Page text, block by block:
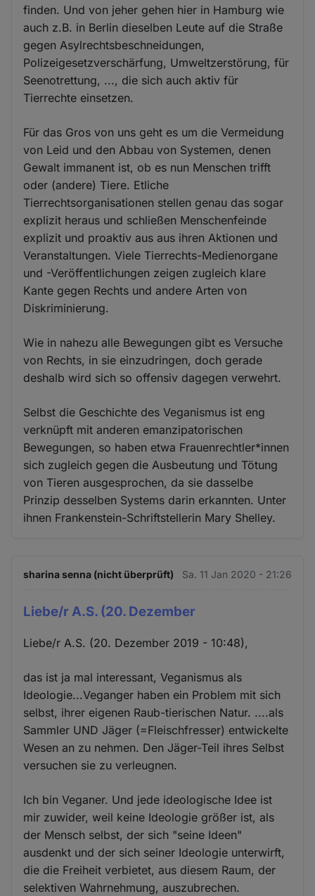
finden. Und von jeher gehen hier in Hamburg wie
auch z.B. in Berlin dieselben Leute auf die Straße
gegen Asylrechtsbeschneidungen,
Polizeigesetzverschärfung, Umweltzerstörung, für
Seenotrettung, ..., die sich auch aktiv für
Tierrechte einsetzen.
Für das Gros von uns geht es um die Vermeidung
von Leid und den Abbau von Systemen, denen
Gewalt immanent ist, ob es nun Menschen trifft
oder (andere) Tiere. Etliche
Tierrechtsorganisationen stellen genau das sogar
explizit heraus und schließen Menschenfeinde
explizit und proaktiv aus aus ihren Aktionen und
Veranstaltungen. Viele Tierrechts-Medienorgane
und -Veröffentlichungen zeigen zugleich klare
Kante gegen Rechts und andere Arten von
Diskriminierung.
Wie in nahezu alle Bewegungen gibt es Versuche
von Rechts, in sie einzudringen, doch gerade
deshalb wird sich so offensiv dagegen verwehrt.
Selbst die Geschichte des Veganismus ist eng
verknüpft mit anderen emanzipatorischen
Bewegungen, so haben etwa Frauenrechtler*innen
sich zugleich gegen die Ausbeutung und Tötung
von Tieren ausgesprochen, da sie dasselbe
Prinzip desselben Systems darin erkannten. Unter
ihnen Frankenstein-Schriftstellerin Mary Shelley.
sharina senna (nicht überprüft) Sa. 11 Jan 2020 - 21:26
Liebe/r A.S. (20. Dezember
Liebe/r A.S. (20. Dezember 2019 - 10:48),
das ist ja mal interessant, Veganismus als
Ideologie...Veganger haben ein Problem mit sich
selbst, ihrer eigenen Raub-tierischen Natur. ....als
Sammler UND Jäger (=Fleischfresser) entwickelte
Wesen an zu nehmen. Den Jäger-Teil ihres Selbst
versuchen sie zu verleugnen.
Ich bin Veganer. Und jede ideologische Idee ist
mir zuwider, weil keine Ideologie größer ist, als
der Mensch selbst, der sich "seine Ideen"
ausdenkt und der sich seiner Ideologie unterwirft,
die die Freiheit verbietet, aus diesem Raum, der
selektiven Wahrnehmung, auszubrechen.